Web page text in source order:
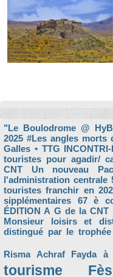
"Le Boulodrome @
2025 #Les angles morts
Galles • TTG
touristes pour agadir/
CNT Un nouveau
l'administration centrale
touristes franchir en
sipplémentaires
67 è
ÉDITION A G de la CNT
Monsieur loisirs et
distingué par le trophée
Risma Achraf Fayda à
tourisme
Fès